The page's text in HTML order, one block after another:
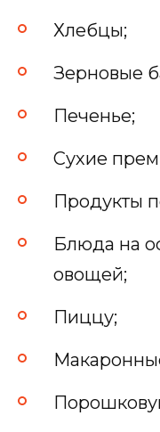
Хлебцы;
Зерновые
Печенье;
Сухие
Продукты
Блюда на
овощей;
Пиццу;